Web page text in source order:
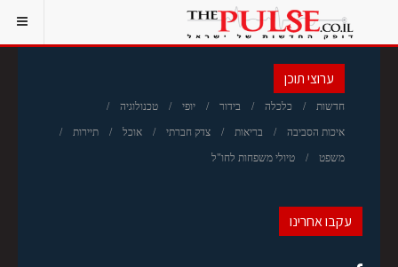
ערוצי תוכן
חדשות כלכלה בידור יופי טכנולוגיה
איכות הסביבה בריאות צדק חברתי אוכל תיירות
משפט טיולי משפחות לחו"ל
עקבו אחרינו